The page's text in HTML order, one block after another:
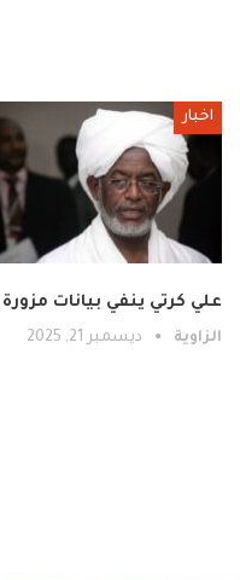
اخبار
علي كرتي ينفي بيانات
الزاوية ديسمبر 21, 2025